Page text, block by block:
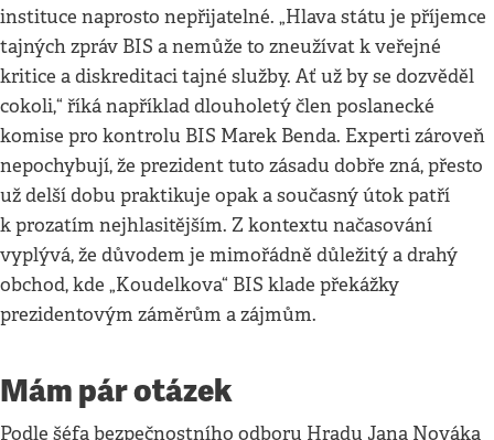
instituce naprosto nepřijatelné. „Hlava státu je příjemce
tajných zpráv BIS a nemůže to zneužívat k veřejné
kritice a diskreditaci tajné služby. Ať už by se dozvěděl
cokoli,“ říká například dlouholetý člen poslanecké
komise pro kontrolu BIS Marek Benda. Experti zároveň
nepochybují, že prezident tuto zásadu dobře zná, přesto
už delší dobu praktikuje opak a současný útok patří
k prozatím nejhlasitějším. Z kontextu načasování
vyplývá, že důvodem je mimořádně důležitý a drahý
obchod, kde „Koudelkova“ BIS klade překážky
prezidentovým záměrům a zájmům.
Mám pár otázek
Podle šéfa bezpečnostního odboru Hradu Jana Nováka